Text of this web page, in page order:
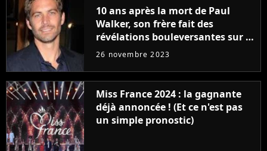
10 ans après la mort de Paul
Walker, son frère fait des
révélations bouleversantes sur la
réaction des acteurs de Fast and
26 novembre 2023
Miss France 2024 : la gagnante
déjà annoncée ! (Et ce n'est pas
un simple pronostic)